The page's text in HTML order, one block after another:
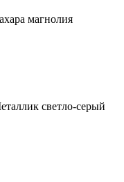
магнолия
светло-серый